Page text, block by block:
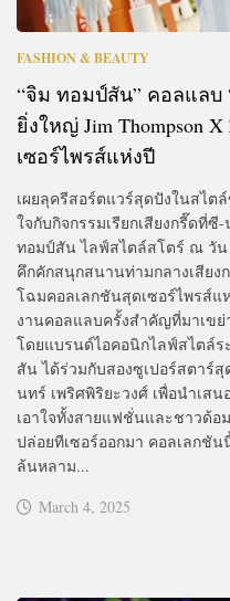
FASHION & BEAUTY
“จิม ทอมป์สัน” คอลแลบ
ยิ่งใหญ่ Jim Thompson
เซอร์ไพรส์แห่งปี
เผยลุครีสอร์ตแวร์สุดปังในสไต
ใจกับกิจกรรมเรียกเสียงกรี๊ดที่
ทอมป์สัน ไลฟ์สไตล์สโตร์ ณ วัน
คึกคักสนุกสนานท่ามกลางเสียง
โฉมคอลเลกชันสุดเซอร์ไพรส์แห่
งานคอลแลบครั้งสำคัญที่มาเขย่
โดยแบรนด์ไอคอนิกไลฟ์สไตล์ร
สัน ได้ร่วมกับสองซูเปอร์สตาร์
นทร์ เพริศพิริยะวงศ์ เพื่อนำเส
เอาใจทั้งสายแฟชั่นและชาวด้
ปล่อยทีเซอร์ออกมา คอลเลกชั
ล้นหลาม...
March 4, 2025